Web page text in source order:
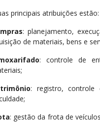
principais atribuições estão:
: planejamento,
de materiais, bens e
: controle de
: registro, controle
: gestão da frota de